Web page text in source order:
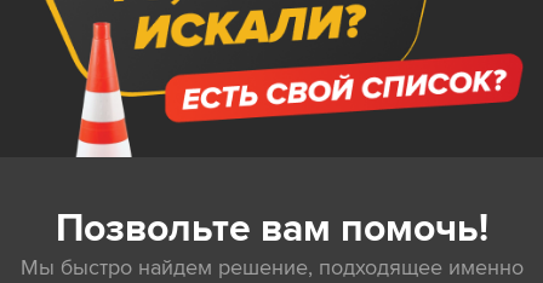
Позвольте вам помочь!
Мы быстро найдем решение, подходящее именно